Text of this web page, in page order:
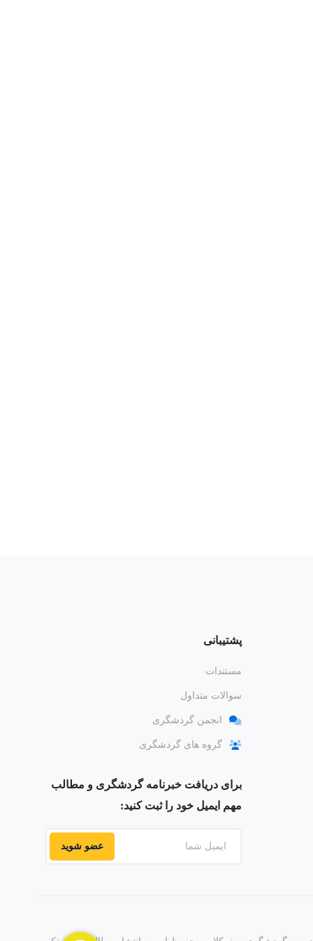
پشتیبانی
مستندات
سوالات متداول
انجمن گردشگری
گروه های گردشگری
برای دریافت خبرنامه گردشگری و مطالب
مهم ایمیل خود را ثبت کنید:
عضو شوید